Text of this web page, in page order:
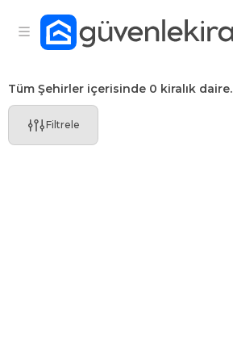
Tüm Şehirler içerisinde 0 kiralık daire.
Filtrele